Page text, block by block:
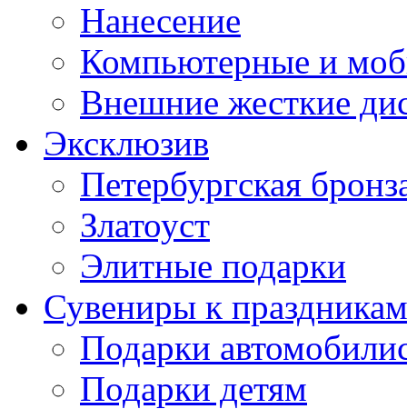
Нанесение
Компьютерные и
Внешние жесткие
Эксклюзив
Петербургская
Златоуст
Элитные подарки
Сувениры к праздникам
Подарки
Подарки детям